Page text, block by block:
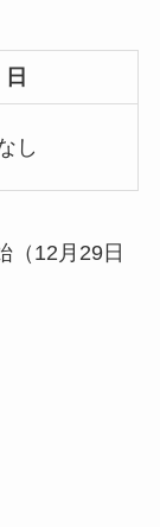
日
し
（12月29日